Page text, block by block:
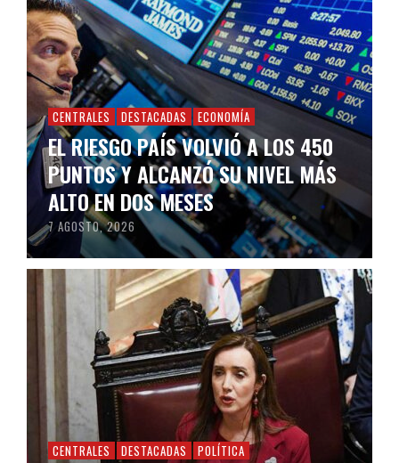
CENTRALES DESTACADAS ECONOMÍA
EL RIESGO PAÍS VOLVIÓ A LOS 450
PUNTOS Y ALCANZÓ SU NIVEL MÁS
ALTO EN DOS MESES
7 AGOSTO, 2026
CENTRALES DESTACADAS POLÍTICA